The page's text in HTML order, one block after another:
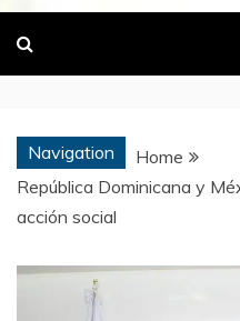
Navigation
Home
República Dominicana y
acción social